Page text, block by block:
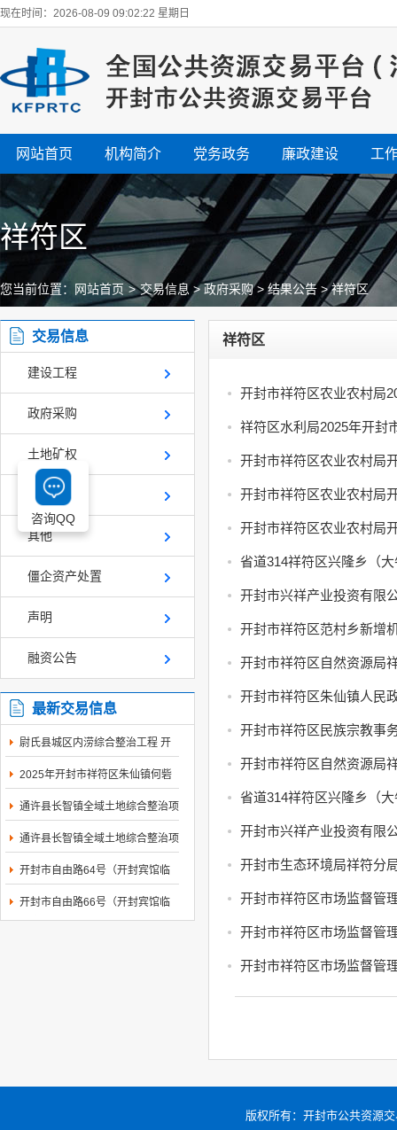
现在时间：2026-08-09 09:02:22 星期日
网站首页 机构简介 党务政务 廉政建设 工
祥符区
您当前位置： 网站首页 > 交易信息 >政府采购>结果公告 >祥符区
交易信息
建设工程
政府采购
土地矿权
产权交易
其他
僵企资产处置
声明
融资公告
最新交易信息
尉氏县城区内涝综合整治工程 开
2025年开封市祥符区朱仙镇何砦
通许县长智镇全域土地综合整治项
通许县长智镇全域土地综合整治项
开封市自由路64号（开封宾馆临
开封市自由路66号（开封宾馆临
街商铺）东向西...
祥符区
开封市祥符区农业农村局
祥符区水利局2025年开封
开封市祥符区农业农村局
开封市祥符区农业农村局
开封市祥符区农业农村局
省道314祥符区兴隆乡（
开封市兴祥产业投资有限
开封市祥符区范村乡新增
开封市祥符区自然资源局
开封市祥符区朱仙镇人民
开封市祥符区民族宗教事
开封市祥符区自然资源局
省道314祥符区兴隆乡（
开封市兴祥产业投资有限
开封市生态环境局祥符分
开封市祥符区市场监督管
开封市祥符区市场监督管
开封市祥符区市场监督管
版权所有： 开封市公共资源
咨询QQ